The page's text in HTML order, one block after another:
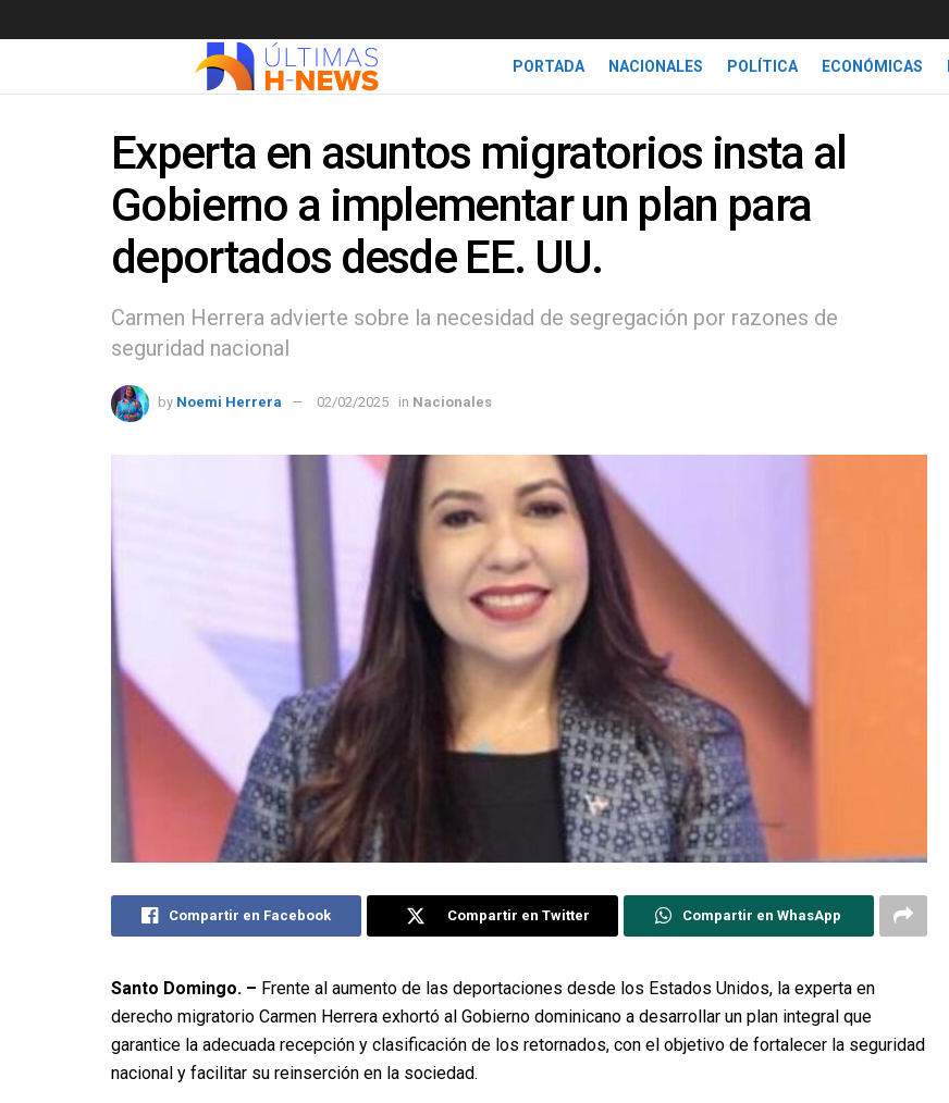
PORTADA NACIONALES POLÍTICA ECONÓMICAS
Experta en asuntos migratorios insta al
Gobierno a implementar un plan para
deportados desde EE. UU.
Carmen Herrera advierte sobre la necesidad de segregación por razones de
seguridad nacional
by Noemi Herrera 02/02/2025 in Nacionales
Compartir en Facebook Compartir en Twitter Compartir en WhasApp
Santo Domingo. – Frente al aumento de las deportaciones desde los Estados Unidos, la experta en
derecho migratorio Carmen Herrera exhortó al Gobierno dominicano a desarrollar un plan integral que
garantice la adecuada recepción y clasificación de los retornados, con el objetivo de fortalecer la seguridad
nacional y facilitar su reinserción en la sociedad.